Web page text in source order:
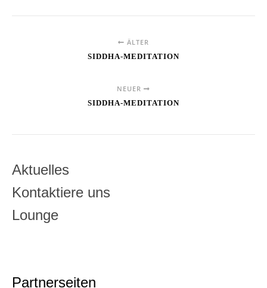
ÄLTER
SIDDHA-MEDITATION
NEUER
SIDDHA-MEDITATION
Aktuelles
Kontaktiere uns
Lounge
Partnerseiten